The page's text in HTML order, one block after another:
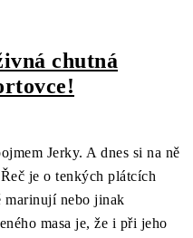
DÁRKY
KONTAKTY
chutná
Jerky. A dnes si na ně
je o tenkých plátcích
marinují nebo jinak
masa je, že i při jeho